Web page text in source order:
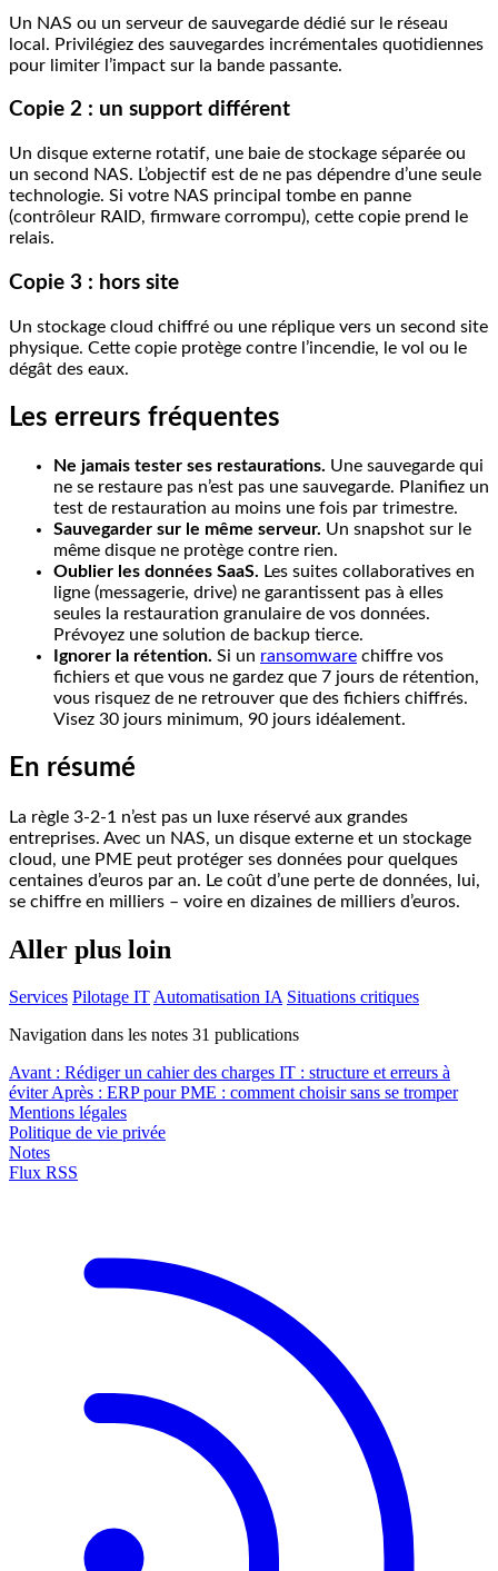
Un NAS ou un serveur de sauvegarde dédié sur le réseau
local. Privilégiez des sauvegardes incrémentales quotidiennes
pour limiter l’impact sur la bande passante.
Copie 2 : un support différent
Un disque externe rotatif, une baie de stockage séparée ou
un second NAS. L’objectif est de ne pas dépendre d’une seule
technologie. Si votre NAS principal tombe en panne
(contrôleur RAID, firmware corrompu), cette copie prend le
relais.
Copie 3 : hors site
Un stockage cloud chiffré ou une réplique vers un second site
physique. Cette copie protège contre l’incendie, le vol ou le
dégât des eaux.
Les erreurs fréquentes
Ne jamais tester ses restaurations. Une sauvegarde qui
ne se restaure pas n’est pas une sauvegarde. Planifiez un
test de restauration au moins une fois par trimestre.
Sauvegarder sur le même serveur. Un snapshot sur le
même disque ne protège contre rien.
Oublier les données SaaS. Les suites collaboratives en
ligne (messagerie, drive) ne garantissent pas à elles
seules la restauration granulaire de vos données.
Prévoyez une solution de backup tierce.
Ignorer la rétention. Si un ransomware chiffre vos
fichiers et que vous ne gardez que 7 jours de rétention,
vous risquez de ne retrouver que des fichiers chiffrés.
Visez 30 jours minimum, 90 jours idéalement.
En résumé
La règle 3-2-1 n’est pas un luxe réservé aux grandes
entreprises. Avec un NAS, un disque externe et un stockage
cloud, une PME peut protéger ses données pour quelques
centaines d’euros par an. Le coût d’une perte de données, lui,
se chiffre en milliers – voire en dizaines de milliers d’euros.
Aller plus loin
Services Pilotage IT Automatisation IA Situations critiques
Navigation dans les notes 31 publications
Avant : Rédiger un cahier des charges IT : structure et erreurs à
éviter Après : ERP pour PME : comment choisir sans se tromper
Mentions légales
Politique de vie privée
Notes
Flux RSS